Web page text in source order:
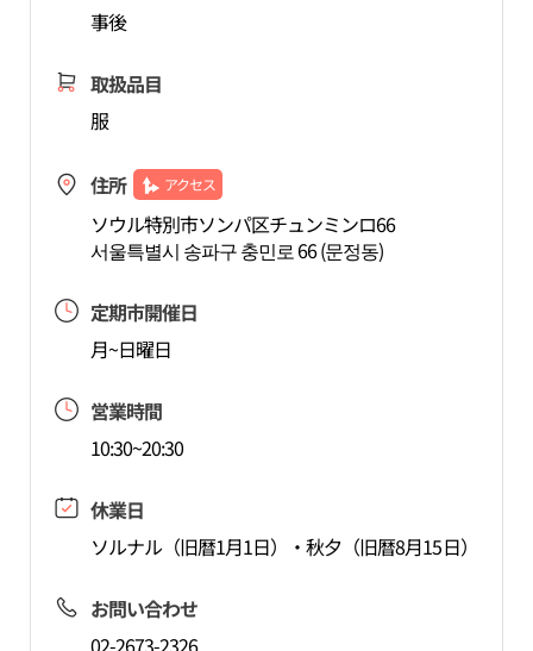
事後
取扱品目
服
住所 アクセス
ソウル特別市ソンパ区チュンミンロ66
서울특별시 송파구 충민로 66 (문정동)
定期市開催日
月~日曜日
営業時間
10:30~20:30
休業日
ソルナル（旧暦1月1日）・秋夕（旧暦8月15日）
お問い合わせ
02-2673-2326